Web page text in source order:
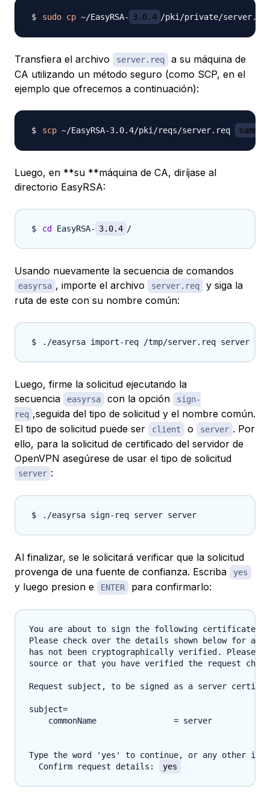
sudo cp ~/EasyRSA- 3.0.4
Transfiera el archivo server.req
a su máquina de
CA utilizando un método seguro (como SCP, en el
ejemplo que ofrecemos a continuación):
scp ~/EasyRSA-3.0.4/pki/reqs/server.req sammy
Luego, en **su **máquina de CA, diríjase al
directorio EasyRSA:
cd EasyRSA- 3.0.4
Usando nuevamente la secuencia de comandos
easyrsa , importe el archivo server.req
y siga la
ruta de este con su nombre común:
Luego, firme la solicitud ejecutando la
secuencia
easyrsa con la opción
sign-
req ,seguida del tipo de solicitud y el nombre común.
El tipo de solicitud puede ser
client o server . Por
ello, para la solicitud de certificado del servidor de
OpenVPN asegúrese de usar el tipo de solicitud
server :
Al finalizar, se le solicitará verificar que la solicitud
provenga de una fuente de confianza. Escriba
yes
y luego presion e ENTER para confirmarlo:
You are about to sign the following certificate.
Please check over the details shown below for
has not been cryptographically verified. Please
source or that you have verified the request
Request subject, to be signed as a server
subject=
    commonName                = server
Type the word 'yes' to continue, or any other
  Confirm request details:
yes